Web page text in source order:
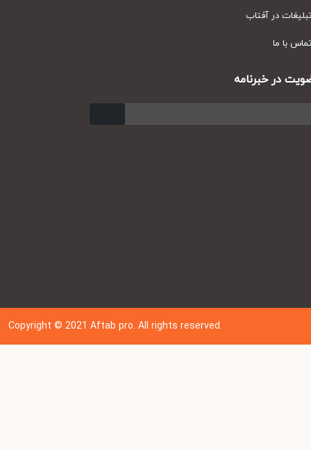
در آفتاب
با ما
در خبرنامه
Copyright © 202 1Aftab pro. All rights reserved.